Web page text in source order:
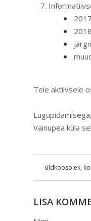
Teie aktiivsele
Lugupidamisega,
Vainupea küla
üldkoosolek,
LISA